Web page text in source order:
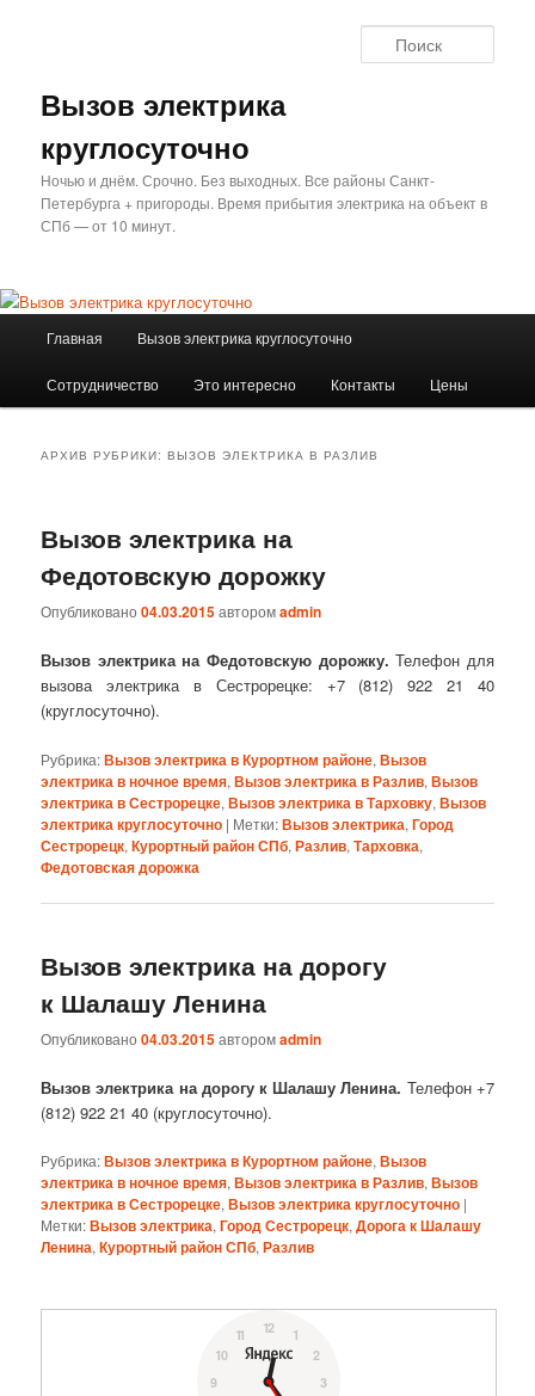
Вызов электрика
круглосуточно
Ночью и днём. Срочно. Без выходных. Все районы Санкт-
Петербурга + пригороды. Время прибытия электрика на объект в
СПб — от 10 минут.
Главная Вызов электрика круглосуточно
Сотрудничество Это интересно Контакты Цены
АРХИВ РУБРИКИ:ВЫЗОВ ЭЛЕКТРИКА В РАЗЛИВ
Вызов электрика на
Федотовскую дорожку
Опубликовано04.03.2015авторомadmin
Вызов электрика на Федотовскую дорожку. Телефон для
вызова электрика в Сестрорецке: +7 (812) 922 21 40
(круглосуточно).
Рубрика:Вызов электрика в Курортном районе,Вызов
электрика в ночное время,Вызов электрика в Разлив,Вызов
электрика в Сестрорецке,Вызов электрика в Тарховку,Вызов
электрика круглосуточно | Метки:Вызов электрика,Город
Сестрорецк,Курортный район СПб,Разлив,Тарховка,
Федотовская дорожка
Вызов электрика на дорогу
к Шалашу Ленина
Опубликовано04.03.2015авторомadmin
Вызов электрика на дорогу к Шалашу Ленина. Телефон +7
(812) 922 21 40 (круглосуточно).
Рубрика:Вызов электрика в Курортном районе,Вызов
электрика в ночное время,Вызов электрика в Разлив,Вызов
электрика в Сестрорецке,Вызов электрика круглосуточно |
Метки:Вызов электрика,Город Сестрорецк,Дорога к Шалашу
Ленина,Курортный район СПб,Разлив